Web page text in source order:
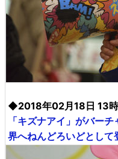
◆2018年02月18日 13
「キズナアイ」がバー
界へねんどろいどとして